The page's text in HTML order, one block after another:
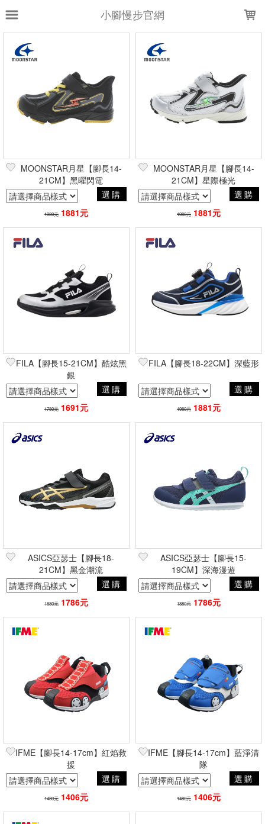
小腳慢步官網
上架時間
全部樣式 黑 S
白
黑藍
灰 黑銀 銀白
奶茶
全部尺寸 11 12 13
15
17
20
21
MOONSTAR月星【腳長14-
21CM】黑曜閃電
選購
1980元 1881元
MOONSTAR月星【腳長14-
21CM】星際極光
選購
1980元 1881元
FILA【腳長15-21CM】酷炫黑
銀
選購
1780元 1691元
FILA【腳長18-22CM】深藍形
選購
1980元 1881元
ASICS亞瑟士【腳長18-
21CM】黑金潮流
選購
1880元 1786元
ASICS亞瑟士【腳長15-
19CM】深海漫遊
選購
1880元 1786元
IFME【腳長14-17cm】紅焰救
援
選購
1480元 1406元
IFME【腳長14-17cm】藍淨清
隊
選購
1480元 1406元